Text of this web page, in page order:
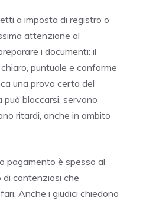
a imposta di registro o
attenzione al
i documenti: il
puntuale e conforme
una prova certa del
bloccarsi, servono
ritardi, anche in ambito
pagamento è spesso al
di contenziosi che
Anche i giudici chiedono